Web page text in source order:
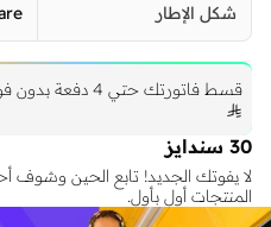
شكل الإطار
قسط فاتورتك حتي 4 دفعة بدون فوائد بقيمة

30 سندايز
لا يفوتك الجديد! تابع الحين وشوف
المنتجات أول بأول.